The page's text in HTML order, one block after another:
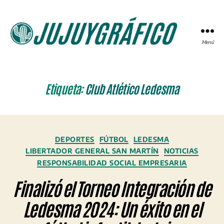
Menú
Etiqueta:Club Atlético Ledesma
Categorías
DEPORTES FÚTBOL
LEDESMA
LIBERTADOR GENERAL SAN MARTÍN
NOTICIAS
RESPONSABILIDAD SOCIAL EMPRESARIA
Finalizó el Torneo Integración de
Ledesma 2024: Un éxito en el